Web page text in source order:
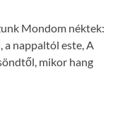
Mondom néktek:
a nappaltól este, A
mikor hang